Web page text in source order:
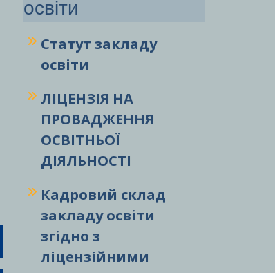
освіти
Статут закладу
освіти
ЛІЦЕНЗІЯ НА
ПРОВАДЖЕННЯ
ОСВІТНЬОЇ
ДІЯЛЬНОСТІ
Кадровий склад
закладу освіти
згідно з
ліцензійними